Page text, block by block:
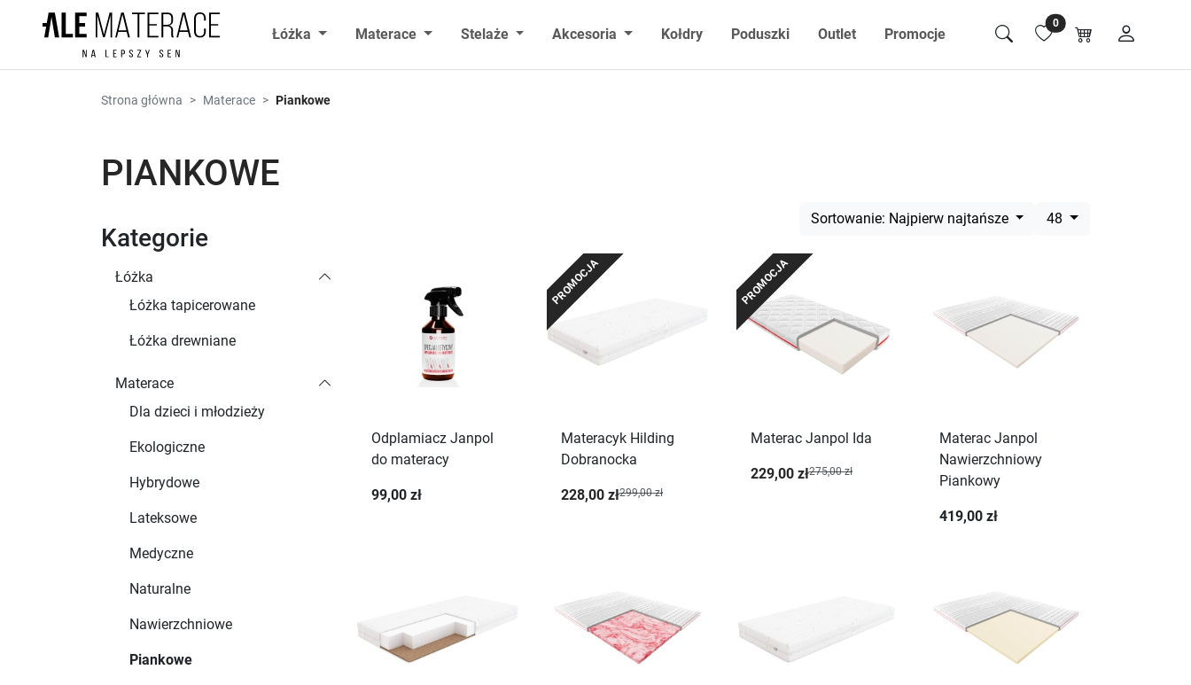
Przejdź do zawartości
Łóżka
Materace Stelaże Akcesoria Kołdry Poduszki Outlet Promocje
0
Strona główna Materace Piankowe
PIANKOWE
Kategorie
Łóżka
Łóżka tapicerowane
Łóżka drewniane
Materace
Dla dzieci i młodzieży
Ekologiczne
Hybrydowe
Lateksowe
Medyczne
Naturalne
Nawierzchniowe
Piankowe
Sortowanie: Najpierw najtańsze 48
Odplamiacz Janpol
do materacy
99,00 zł
PROMOCJA
Materacyk Hilding
Dobranocka
228,00 zł299,00 zł
PROMOCJA
Materac Janpol Ida
229,00 zł275,00 zł
Materac Janpol
Nawierzchniowy
Piankowy
419,00 zł